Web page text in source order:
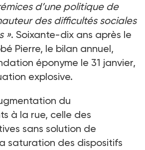
d’une politique de
des difficultés sociales
». Soixante-dix ans après le
Pierre, le bilan annuel,
éponyme le 31 janvier,
explosive.
du
à la rue, celle des
sans solution de
saturation des dispositifs